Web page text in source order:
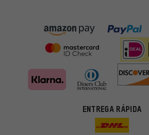
ENTREGA RÁPIDA